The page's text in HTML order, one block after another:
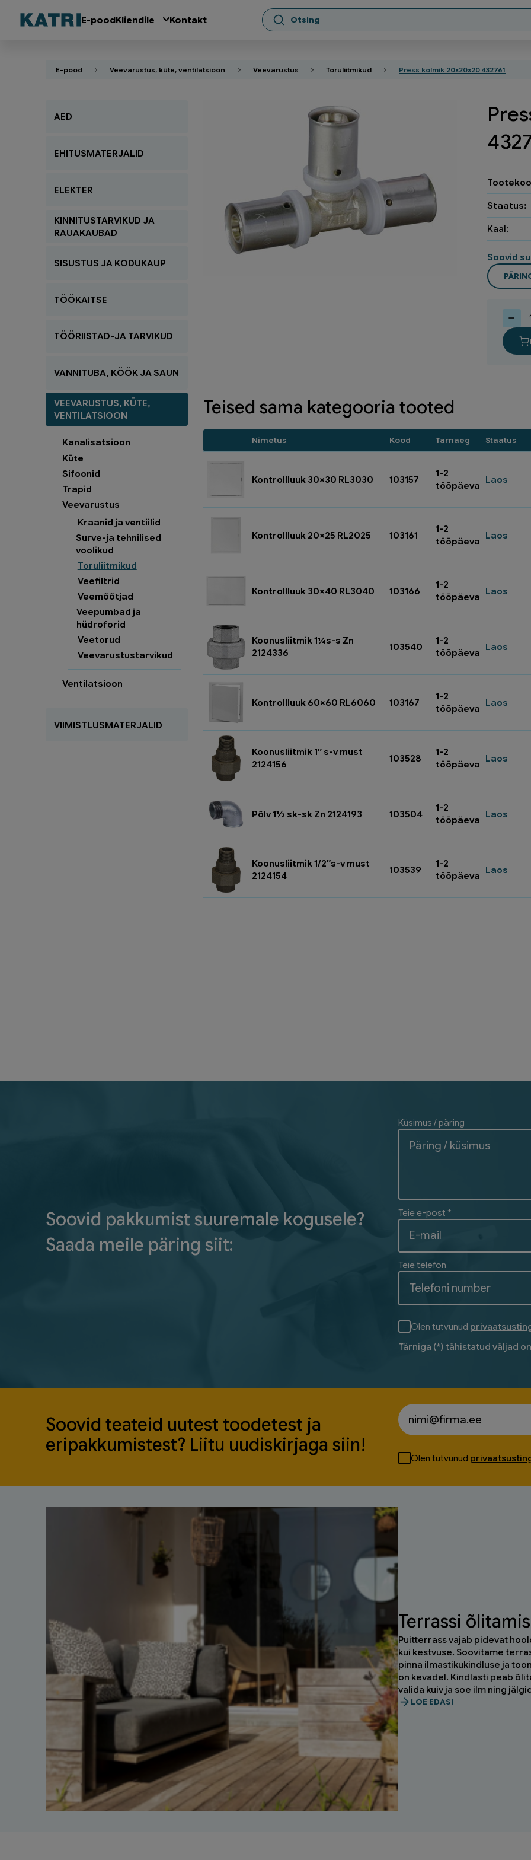
E-poodKliendile Kontakt
E-pood Veevarustus, küte, ventilatsioon Veevarustus Toruliitmikud Press kolmik 20x20x20 432761
AED
EHITUSMATERJALID
ELEKTER
KINNITUSTARVIKUD JA
RAUAKAUBAD
SISUSTUS JA KODUKAUP
TÖÖKAITSE
TÖÖRIISTAD-JA TARVIKUD
VANNITUBA, KÖÖK JA SAUN
VEEVARUSTUS, KÜTE,
VENTILATSIOON
Kanalisatsioon
Küte
Sifoonid
Trapid
Veevarustus
Kraanid ja ventiilid
Surve-ja tehnilised
voolikud
Toruliitmikud
Veefiltrid
Veemõõtjad
Veepumbad ja
hüdroforid
Veetorud
Veevarustustarvikud
Ventilatsioon
VIIMISTLUSMATERJALID
Staatus:
Kaal:
Soovid
kolmik
Teised sama kategooria tooted
Nimetus Kood Tarnaeg Staatus
Kontrollluuk 30×30 RL3030 103157
1-2
tööpäeva
Laos
Kontrollluuk 20×25 RL2025 103161
1-2
tööpäeva
Laos
Kontrollluuk 30×40 RL3040 103166
1-2
tööpäeva
Laos
Koonusliitmik 1¼s-s Zn
2124336
103540
1-2
tööpäeva
Laos
Kontrollluuk 60×60 RL6060 103167
1-2
tööpäeva
Laos
Koonusliitmik 1″ s-v must
2124156
103528
1-2
tööpäeva
Laos
Põlv 1½ sk-sk Zn 2124193 103504
1-2
tööpäeva
Laos
Koonusliitmik 1/2″s-v must
2124154
103539
1-2
tööpäeva
Laos
Soovid pakkumist suuremale kogusele?
Saada meile päring siit:
Küsimus / päring
Teie e-post *
Teie telefon
Olen tutvunud
Tärniga (*) tähistatud väljad
Soovid teateid uutest toodetest ja
eripakkumistest? Liitu uudiskirjaga siin!
Olen tutvunud
Terrassi
Puitterrass vajab pidevat
kui kestvuse. Soovitame
pinna ilmastikukindluse ja
on kevadel. Kindlasti peab
valida kuiv ja soe ilm ning
LOE EDASI